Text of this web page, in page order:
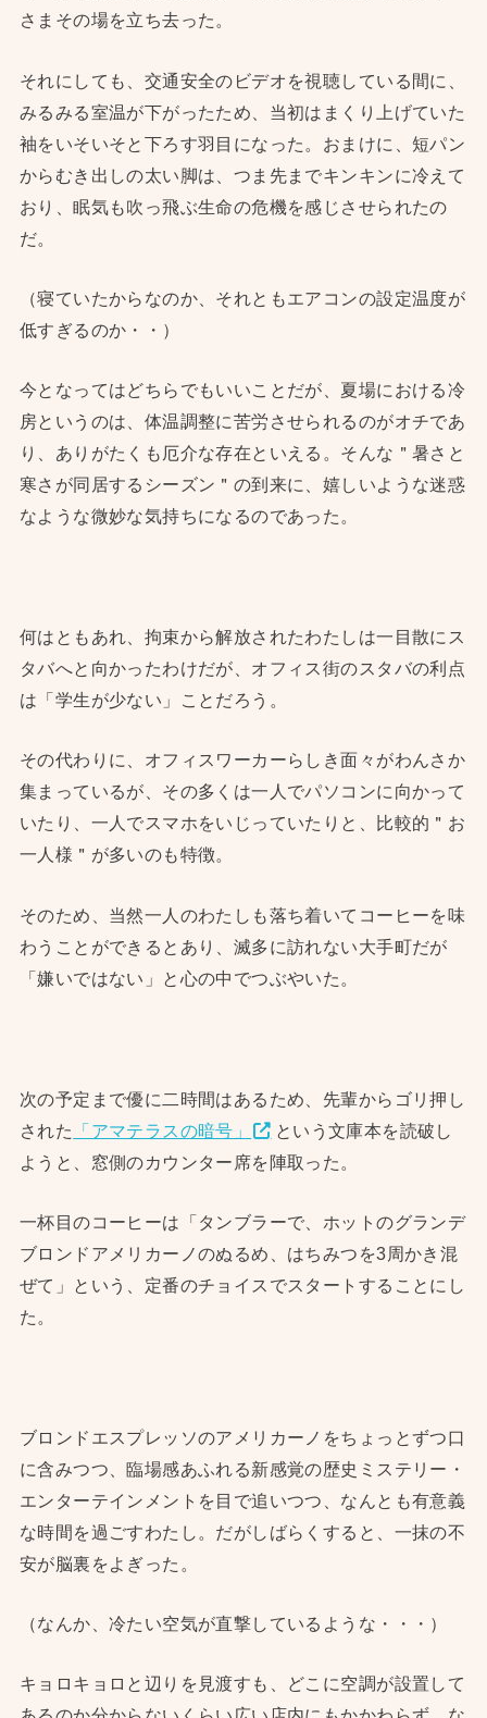
さまその場を立ち去った。
それにしても、交通安全のビデオを視聴している間に、
みるみる室温が下がったため、当初はまくり上げていた
袖をいそいそと下ろす羽目になった。おまけに、短パン
からむき出しの太い脚は、つま先までキンキンに冷えて
おり、眠気も吹っ飛ぶ生命の危機を感じさせられたの
だ。
（寝ていたからなのか、それともエアコンの設定温度が
低すぎるのか・・）
今となってはどちらでもいいことだが、夏場における冷
房というのは、体温調整に苦労させられるのがオチであ
り、ありがたくも厄介な存在といえる。そんな＂暑さと
寒さが同居するシーズン＂の到来に、嬉しいような迷惑
なような微妙な気持ちになるのであった。
何はともあれ、拘束から解放されたわたしは一目散にス
タバへと向かったわけだが、オフィス街のスタバの利点
は「学生が少ない」ことだろう。
その代わりに、オフィスワーカーらしき面々がわんさか
集まっているが、その多くは一人でパソコンに向かって
いたり、一人でスマホをいじっていたりと、比較的＂お
一人様＂が多いのも特徴。
そのため、当然一人のわたしも落ち着いてコーヒーを味
わうことができるとあり、滅多に訪れない大手町だが
「嫌いではない」と心の中でつぶやいた。
次の予定まで優に二時間はあるため、先輩からゴリ押し
された
「アマテラスの暗号」
という文庫本を読破し
ようと、窓側のカウンター席を陣取った。
一杯目のコーヒーは「タンブラーで、ホットのグランデ
ブロンドアメリカーノのぬるめ、はちみつを3周かき混
ぜて」という、定番のチョイスでスタートすることにし
た。
ブロンドエスプレッソのアメリカーノをちょっとずつ口
に含みつつ、臨場感あふれる新感覚の歴史ミステリー・
エンターテインメントを目で追いつつ、なんとも有意義
な時間を過ごすわたし。だがしばらくすると、一抹の不
安が脳裏をよぎった。
（なんか、冷たい空気が直撃しているような・・・）
キョロキョロと辺りを見渡すも、どこに空調が設置して